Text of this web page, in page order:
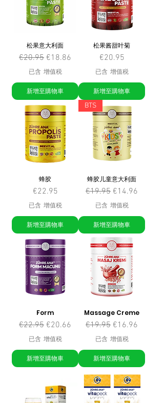
松果意大利面
一般價格
€20.95 促銷價格
€18.86
已含 增值税
新增至購物車
松果酱甜叶菊
價格
€20.95
已含 增值税
新增至購物車
蜂胶
價格
€22.95
已含 增值税
新增至購物車
BTS
蜂胶儿童意大利面
一般價格
€19.95 促銷價格
€14.96
已含 增值税
新增至購物車
Form
一般價格
€22.95 促銷價格
€20.66
已含 增值税
新增至購物車
Massage Creme
一般價格
€19.95 促銷價格
€16.96
已含 增值税
新增至購物車